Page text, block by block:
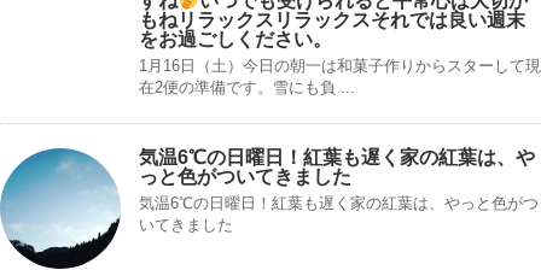
もねリラックスリラックスそれでは良い週末
をお過ごしください。
1月16日（土）今日の朝一は和菓子作りからスターして現
在2便の準備です。雪にも負 ...
気温6℃の日曜日！紅葉も遅く家の紅葉は、や
っと色がついてきました
気温6℃の日曜日！紅葉も遅く家の紅葉は、やっと色がつ
いてきました